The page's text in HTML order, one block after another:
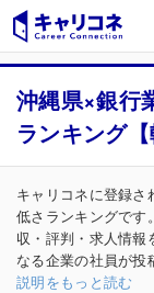
沖縄県×銀行
ランキング
キャリコネに登録
低さランキングです
収・評判・求人情報
なる企業の社員が投
説明をもっと読む